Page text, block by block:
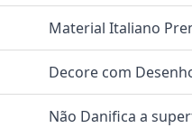
Material Italiano
Decore com
Não Danifica a